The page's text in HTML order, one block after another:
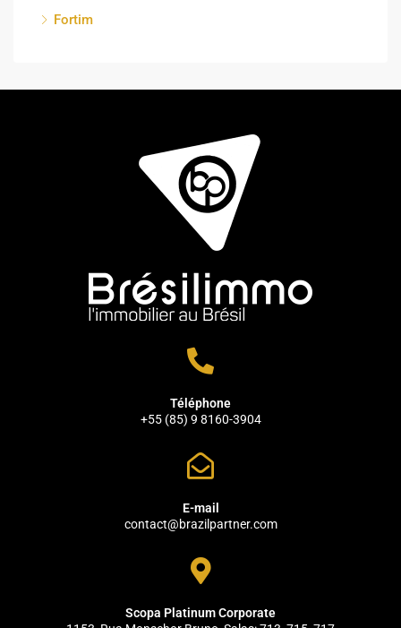
Fortim
Téléphone
+55 (85) 9 8160-3904
E-mail
contact@brazilpartner.com
Scopa Platinum Corporate